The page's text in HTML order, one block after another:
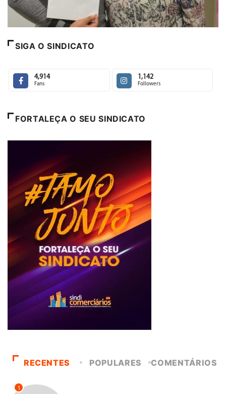
SIGA O SINDICATO
4,914
Fans
1,142
Followers
FORTALEÇA O SEU SINDICATO
RECENTES POPULARES COMENTÁRIOS
1